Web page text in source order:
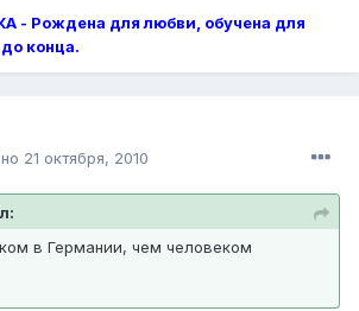
- Рождена для любви, обучена для
конца.
21 октября, 2010
в Германии, чем человеком